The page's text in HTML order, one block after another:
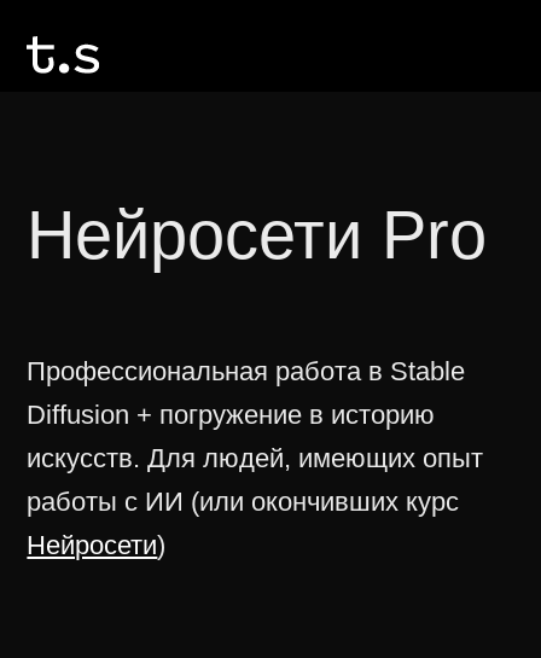
Профессиональная работа в Stable
работы с ИИ (или окончивших курс
Нейросети
430$/36000 ₽
12 уроков
Старт: лето